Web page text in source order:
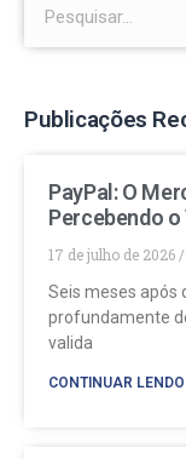
Publicações
PayPal: O
Percebendo
17 de julho de 2026
Seis meses após
profundamente
valida
CONTINUAR LENDO